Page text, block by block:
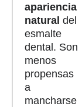
apariencia
natural del
esmalte
dental. Son
menos
propensas
a
mancharse